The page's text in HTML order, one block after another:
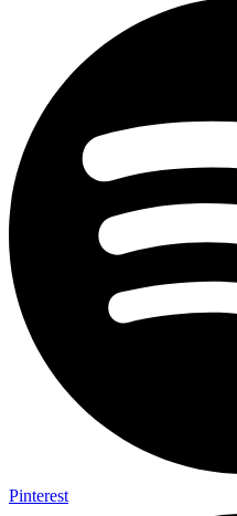
Pinterest